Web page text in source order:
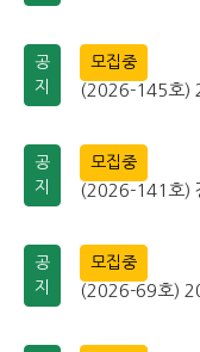
공
지
모집중
(2026-145호)
공
지
모집중
(2026-141호)
공
지
모집중
(2026-69호)